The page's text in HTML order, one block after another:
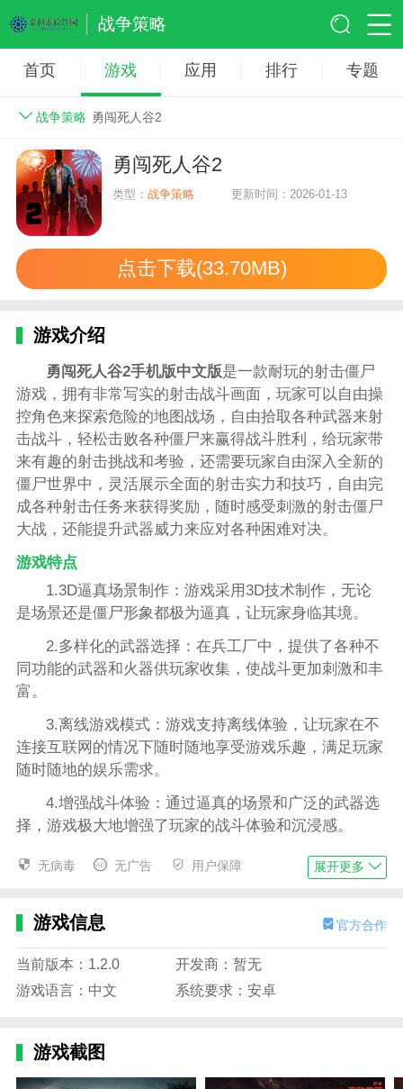
战争策略
首页 游戏 应用 排行 专题
战争策略 勇闯死人谷2
勇闯死人谷2
类型：战争策略 更新时间：2026-01-13
点击下载(33.70MB)
游戏介绍
勇闯死人谷2手机版中文版是一款耐玩的射击僵尸
游戏，拥有非常写实的射击战斗画面，玩家可以自由操
控角色来探索危险的地图战场，自由拾取各种武器来射
击战斗，轻松击败各种僵尸来赢得战斗胜利，给玩家带
来有趣的射击挑战和考验，还需要玩家自由深入全新的
僵尸世界中，灵活展示全面的射击实力和技巧，自由完
成各种射击任务来获得奖励，随时感受刺激的射击僵尸
大战，还能提升武器威力来应对各种困难对决。
游戏特点
1.3D逼真场景制作：游戏采用3D技术制作，无论
是场景还是僵尸形象都极为逼真，让玩家身临其境。
2.多样化的武器选择：在兵工厂中，提供了各种不
同功能的武器和火器供玩家收集，使战斗更加刺激和丰
富。
3.离线游戏模式：游戏支持离线体验，让玩家在不
连接互联网的情况下随时随地享受游戏乐趣，满足玩家
随时随地的娱乐需求。
4.增强战斗体验：通过逼真的场景和广泛的武器选
择，游戏极大地增强了玩家的战斗体验和沉浸感。
游戏亮点
连续流的新关卡，让玩家不断享受游戏的乐趣和挑战。
种僵尸都有其独特的危害和特征，增加了游戏的多样性
和挑战性。
下进行。玩家可以随时随地享受游戏，自由射击战斗。
4.团队合作：玩家可以与队友并肩作战，共同消灭
无病毒 无广告 用户保障 展开更多
游戏信息 官方合作
当前版本：1.2.0
开发商：暂无
游戏语言：中文
系统要求：安卓
游戏截图